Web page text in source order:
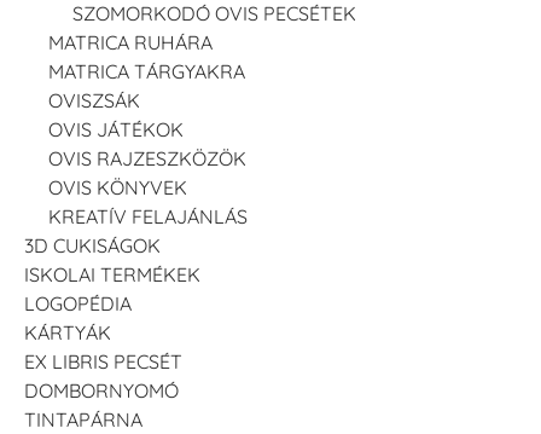
SZOMORKODÓ OVIS PECSÉTEK
MATRICA RUHÁRA
MATRICA TÁRGYAKRA
OVISZSÁK
OVIS JÁTÉKOK
OVIS RAJZESZKÖZÖK
OVIS KÖNYVEK
KREATÍV FELAJÁNLÁS
3D CUKISÁGOK
ISKOLAI TERMÉKEK
LOGOPÉDIA
KÁRTYÁK
EX LIBRIS PECSÉT
DOMBORNYOMÓ
TINTAPÁRNA